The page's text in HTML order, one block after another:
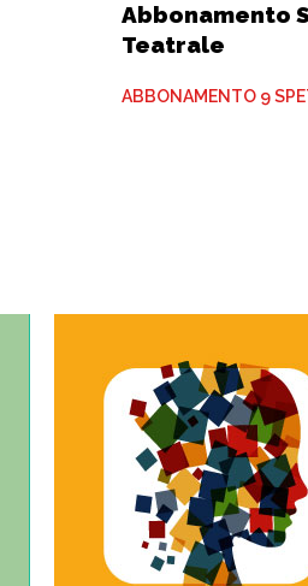
Abbonamento
Teatrale
ABBONAMENTO 9
Tracce dinamiche
Tracce Dinamiche è una
rassegna di teatro
d’innovazione e
Continua